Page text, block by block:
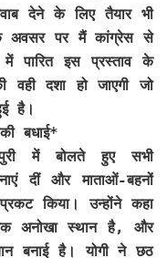
देने के लिए तैयार भी
अवसर पर मैं कांग्रेस से
पारित इस प्रस्ताव के
दशा हो जाएगी जो
है।
बधाई*
में बोलते हुए सभी
दीं और माताओं-बहनों
किया। उन्होंने कहा
अनोखा स्थान है, और
बनाई है। योगी ने छठ